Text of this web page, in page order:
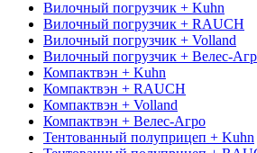
Вилочный погрузчик + Kuhn
Вилочный погрузчик + RAUCH
Вилочный погрузчик + Volland
Вилочный погрузчик + Велес-
Компактвэн + Kuhn
Компактвэн + RAUCH
Компактвэн + Volland
Компактвэн + Велес-Агро
Тентованный полуприцеп + Kuhn